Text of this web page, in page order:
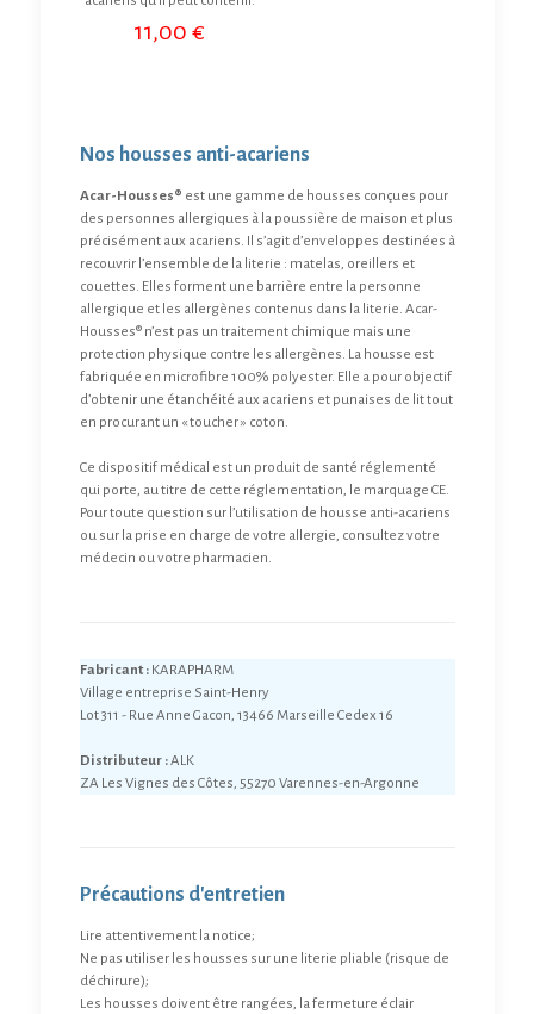
11,00€
Nos housses anti-acariens
Acar-Housses® est une gamme de housses conçues pour
des personnes allergiques à la poussière de maison et plus
précisément aux acariens. Il s’agit d’enveloppes destinées à
recouvrir l’ensemble de la literie : matelas, oreillers et
couettes. Elles forment une barrière entre la personne
allergique et les allergènes contenus dans la literie. Acar-
Housses® n’est pas un traitement chimique mais une
protection physique contre les allergènes. La housse est
fabriquée en microfibre 100% polyester. Elle a pour objectif
d’obtenir une étanchéité aux acariens et punaises de lit tout
en procurant un « toucher » coton.
Ce dispositif médical est un produit de santé réglementé
qui porte, au titre de cette réglementation, le marquage CE.
Pour toute question sur l’utilisation de housse anti-acariens
ou sur la prise en charge de votre allergie, consultez votre
médecin ou votre pharmacien.
Fabricant :KARAPHARM
Village entreprise Saint-Henry
Lot 311 - Rue Anne Gacon, 13466 Marseille Cedex 16
Distributeur :ALK
ZA Les Vignes des Côtes, 55270 Varennes-en-Argonne
Précautions d'entretien
Lire attentivement la notice;
Ne pas utiliser les housses sur une literie pliable (risque de
déchirure);
Les housses doivent être rangées, la fermeture éclair